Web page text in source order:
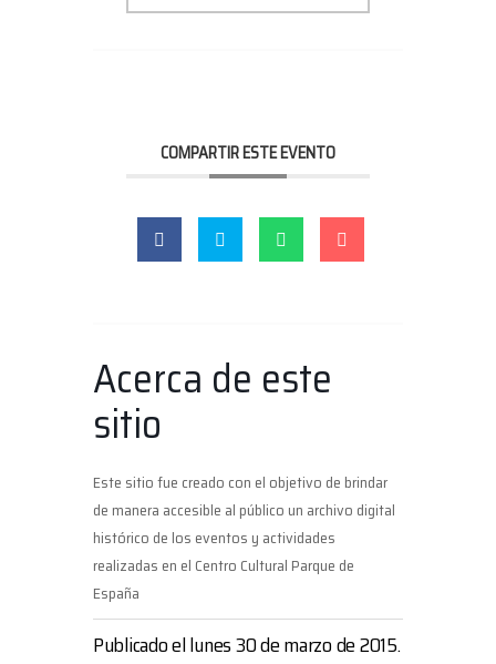
COMPARTIR ESTE EVENTO
Acerca de este
sitio
Este sitio fue creado con el objetivo de brindar
de manera accesible al público un archivo digital
histórico de los eventos y actividades
realizadas en el Centro Cultural Parque de
España
Publicado el lunes 30 de marzo de 2015.